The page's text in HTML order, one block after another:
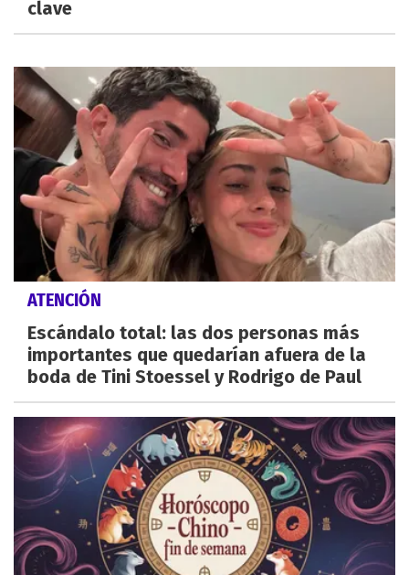
clave
ATENCIÓN
Escándalo total: las dos personas más
importantes que quedarían afuera de la
boda de Tini Stoessel y Rodrigo de Paul